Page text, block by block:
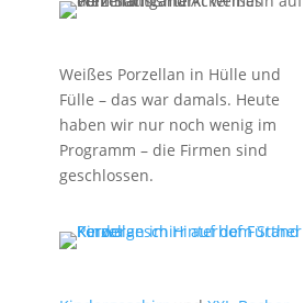
Weißes Porzellan in Hülle und
Fülle – das war damals. Heute
haben wir nur noch wenig im
Programm – die Firmen sind
geschlossen.